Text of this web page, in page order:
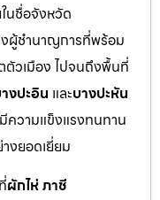
นชื่อจังหวัด
งผู้ชำนาญการที่พร้อม
ตัวเมือง ไปจนถึงพื้นที่
งปะอิน และบางปะหัน
ความแข็งแรงทนทาน
งยอดเยี่ยม
ผักไห่ ภาชี